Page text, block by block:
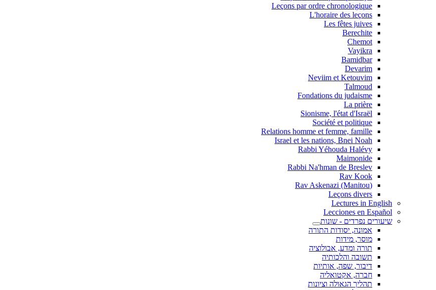
Leçons par ordre chronologique
L'horaire des leçons
Les fêtes juives
Berechite
Chemot
Vayikra
Bamidbar
Devarim
Neviim et Ketouvim
Talmoud
Fondations du judaisme
La prière
Sionisme, l'état d'Israël
Société et politique
Relations homme et femme, famille
Israel et les nations, Bnei Noah
Rabbi Yéhouda Halévy
Maimonide
Rabbi Na'hman de Breslev
Rav Kook
(Rav Askenazi (Manitou
Leçons divers
Lectures in English
Lecciones en Español
שיעורים נפרדים - שונות
אמונה, יסודות התורה
מוסר, מידות
תורה ומדע, אבולוציה
תשובה והלכותיה
דיבור, שפה, אותיות
חברה, אקטואליה
תהליך הגאולה וציונות